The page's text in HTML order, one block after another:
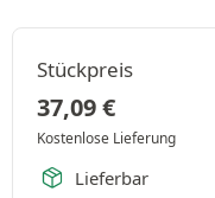
Stückpreis
37,09€
Kostenlose Lieferung
Lieferbar